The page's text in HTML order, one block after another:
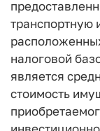
транспортную
налоговой
является
стоимость